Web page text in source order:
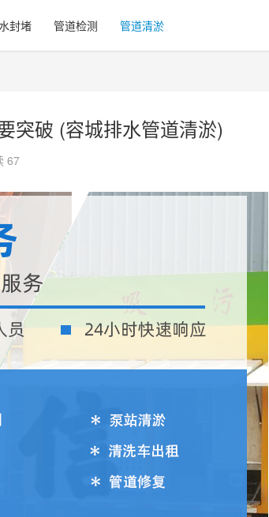
封堵 管道检测 管道清淤
突破 (容城排水管道清淤)
67